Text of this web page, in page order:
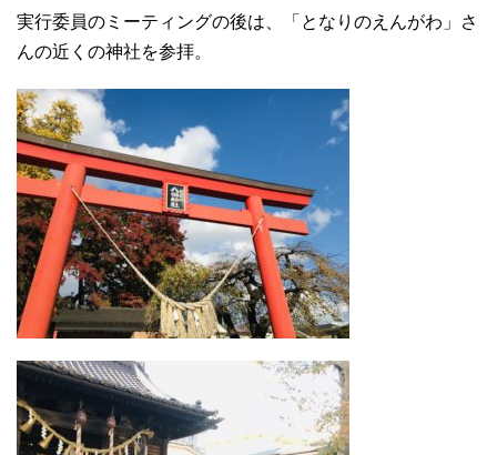
実行委員のミーティングの後は、「となりのえんがわ」さ
んの近くの神社を参拝。